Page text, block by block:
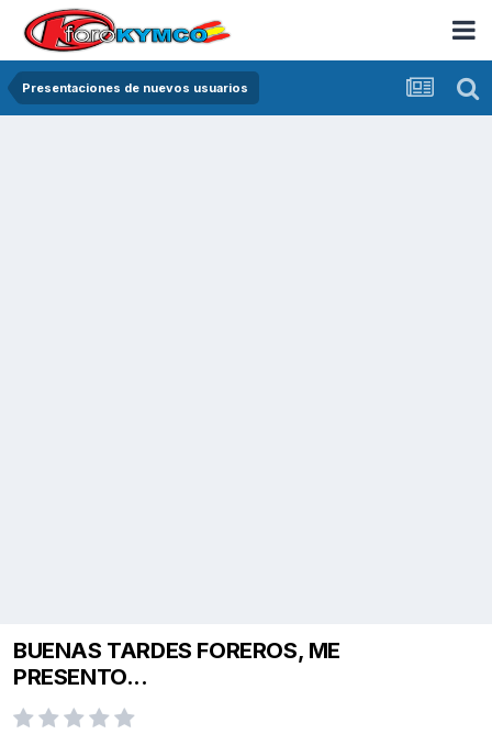
Presentaciones de nuevos usuarios
BUENAS TARDES FOREROS, ME
PRESENTO...